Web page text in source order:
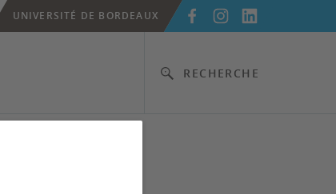
RECHERCHE
UNIVERSITÉ DE BORDEAUX